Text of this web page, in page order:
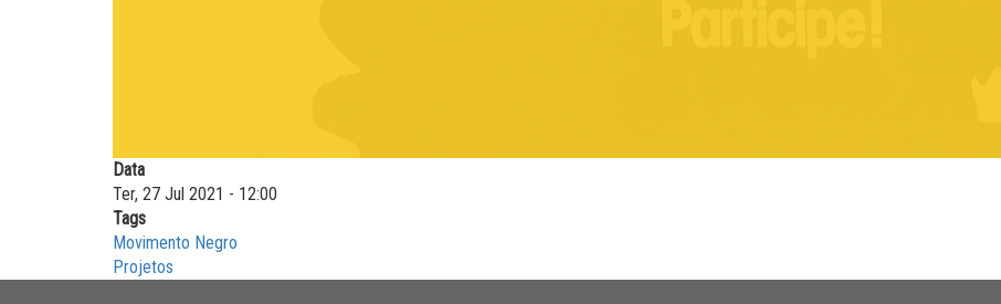
Data
Ter, 27 Jul 2021 - 12:00
Tags
Movimento Negro
Projetos